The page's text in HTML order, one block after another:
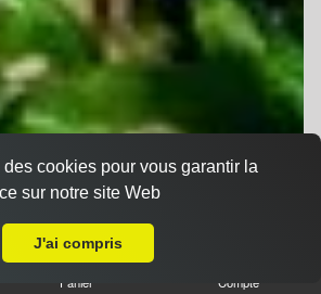
Panier Compte
cookies pour vous garantir la
sur notre site Web
J'ai compris